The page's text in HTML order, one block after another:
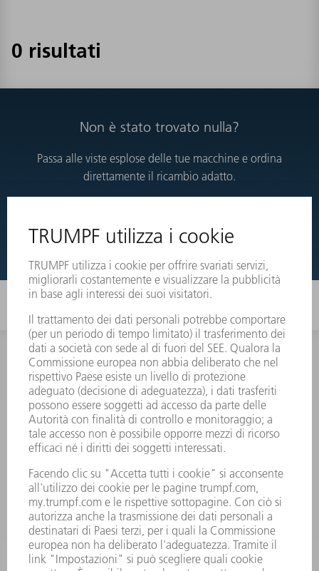
0 risultati
Non è stato trovato nulla?
Passa alle viste esplose delle tue macchine e ordina
direttamente il ricambio adatto.
VISTE ESPLOSE
INFORMAZIONE
Domande frequenti
Condizioni generali di contratto
CONTATTO
RICAMBI TRUMPF ITALIA
lunedì a venerdì: 08:30 – 18:00
ricambi@trumpf.com
CONTATTO
UTENSILI TRUMPF ITALIA
+39 02 48489482
lunedì a venerdì: 08:00 – 18:00